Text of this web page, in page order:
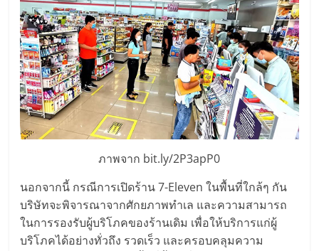
คืน
ทุน
ไว,
ปรึกษา
การ
ภาพจาก bit.ly/2P3apP0
นอกจากนี้ กรณีการเปิดร้าน 7-Eleven ในพื้นที่ใกล้ๆ กัน
บริษัทจะพิจารณาจากศักยภาพทำเล และความสามารถ
ในการรองรับผู้บริโภคของร้านเดิม เพื่อให้บริการแก่ผู้
บริโภคได้อย่างทั่วถึง รวดเร็ว และครอบคลุมความ